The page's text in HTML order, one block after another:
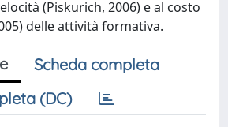
(Piskurich, 2006) e al costo
delle attività formativa.
Scheda completa
(DC)